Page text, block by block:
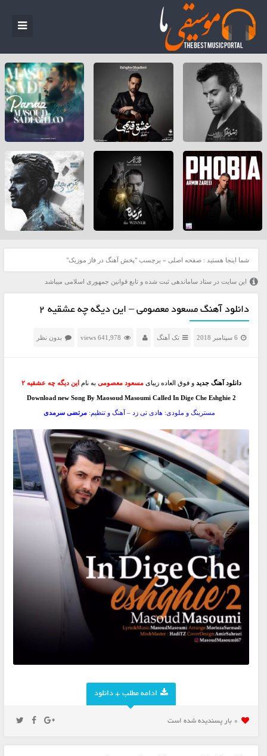
شما اینجا هستید : صفحه اصلی » برچسب "پخش آهنگ در فاز موزيک"
این سایت در ستاد ساماندهی ثبت شده و تابع قوانین جمهوری اسلامی میباشد
دانلود آهنگ مسعود معصومی – این دیگه چه عشقیه ۲
6 سپتامبر 2018 تک آهنگ 641,978 views بدون نظر
دانلودآهنگ جدید و فوق العاده زیبای مسعود معصومی به ناماین دیگه چه عشقیه ۲
Download new Song By Maosoud Masoumi Called In Dige Che Eshghie 2
مسترینگ و ملودی: هادی تی زد – آهنگ و تنظیم: مرتضی سرمدی
ادامه مطلب + دانلود
0 بار پسنديده شده است